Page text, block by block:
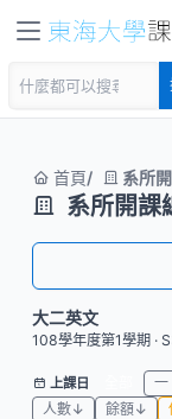
首頁 系所
系所開課
大二英文
108學年度第1學期 ·
上課日 一
人數↓
餘額↓